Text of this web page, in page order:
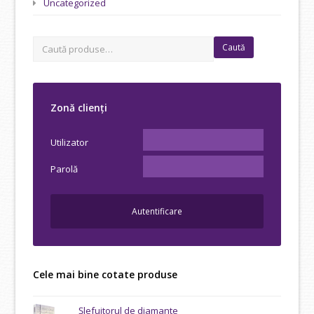
Uncategorized
Caută
Zonă clienți
Utilizator
Parolă
Cele mai bine cotate produse
Șlefuitorul de diamante